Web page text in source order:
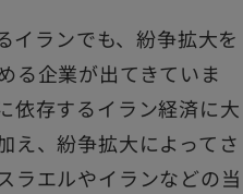
イランでも、紛争拡大を
る企業が出てきていま
依存するイラン経済に大
え、紛争拡大によってさ
ラエルやイランなどの当